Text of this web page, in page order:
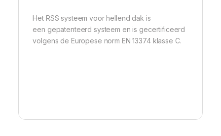
Het RSS systeem voor hellend dak is
een gepatenteerd systeem en is gecertificeerd
volgens de Europese norm EN 13374 klasse C.